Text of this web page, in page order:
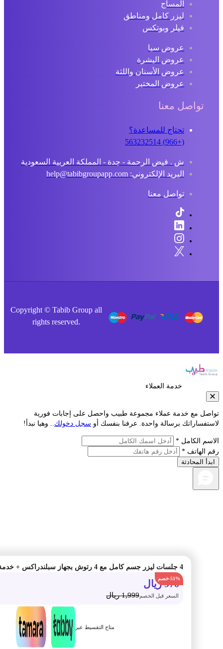
-51%
970 ريال
السعر قبل الخصم1,999 ريال
متاح التقسيط عبر
المساج
ليزر كامل ومناطق
فيلر وبوتكس
عروض سبا
عروض البشرة
عروض الأسنان واللثة
عروض المختبر
تواصل معنا
تحتاج للمساعدة؟
ش . فيض الرحمة - جدة - المملكة العربية السعودية
البريد الإلكتروني: help@tabibgroupapp.com
تواصل معنا
Copyright © Tabib Group all
rights reserved.
خدمة العملاء
مع خدمة عملاء مجموعة طبيب واحصل على إجابات فورية
برسالة واحدة. عرفنا بنفسك أوسجل دخولك.. وهيا نبدأ!
الكامل *
الهاتف *
المحادثة